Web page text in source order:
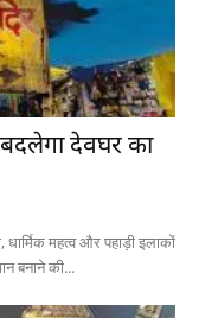
देवघर का
महत्व और पहाड़ी इलाकों
बनाने की...